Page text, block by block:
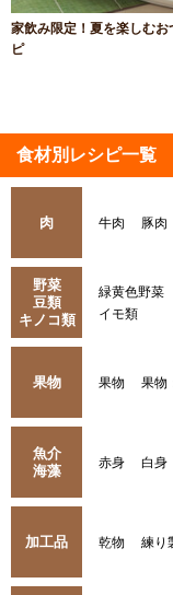
家飲み限定！夏を楽しむお
ピ
食材別レシピ一覧
肉 牛肉 豚肉
野菜
豆類
キノコ類
緑黄色野菜
イモ類
果物 果物 果物
魚介
海藻
赤身 白身
加工品 乾物 練り